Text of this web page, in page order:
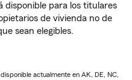
disponible para los titulares
de vivienda no de
sean elegibles.
actualmente en AK, DE, NC,